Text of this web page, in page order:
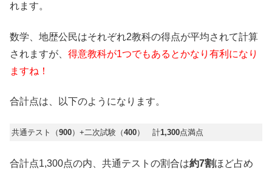
れます。
数学、地歴公民はそれぞれ2教科の得点が平均されて計算
されますが、 得意教科が1つでもあるとかなり有利になり
ますね！
合計点は、以下のようになります。
共通テスト（900）+二次試験（400） 計1,300点満点
合計点1,300点の内、共通テストの割合は約7割ほど占め